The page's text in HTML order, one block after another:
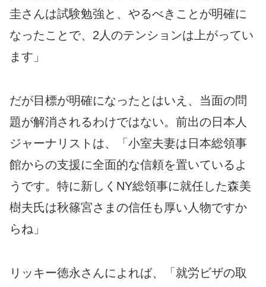
圭さんは試験勉強と、やるべきことが明確に
なったことで、2人のテンションは上がってい
ます」
だが目標が明確になったとはいえ、当面の問
題が解消されるわけではない。前出の日本人
ジャーナリストは、「小室夫妻は日本総領事
館からの支援に全面的な信頼を置いているよ
うです。特に新しくNY総領事に就任した森美
樹夫氏は秋篠宮さまの信任も厚い人物ですか
らね」
リッキー徳永さんによれば、「就労ビザの取